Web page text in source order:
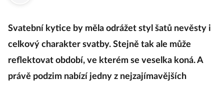
Svatební kytice by měla odrážet styl šatů nevěsty i
celkový charakter svatby. Stejně tak ale může
reflektovat období, ve kterém se veselka koná. A
právě podzim nabízí jedny z nejzajímavějších